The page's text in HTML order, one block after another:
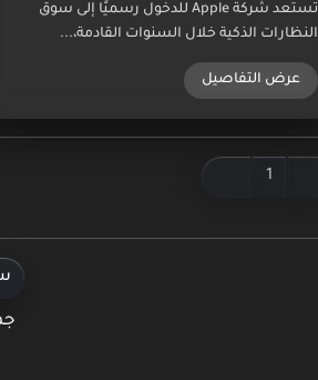
تستعد شركة Apple للدخول رسميًا إلى سوق
النظارات الذكية خلال السنوات القادمة،...
عرض التفاصيل
1